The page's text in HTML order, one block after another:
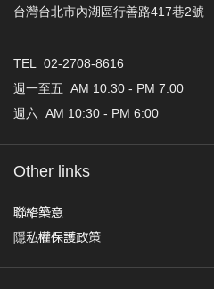
台灣台北市內湖區行善路417巷2號
TEL 02-2708-8616
週一至五 AM 10:30 - PM 7:00
週六 AM 10:30 - PM 6:00
Other links
聯絡築意
隱私權保護政策